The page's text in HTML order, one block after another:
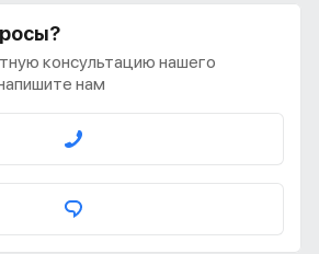
консультацию нашего
нам